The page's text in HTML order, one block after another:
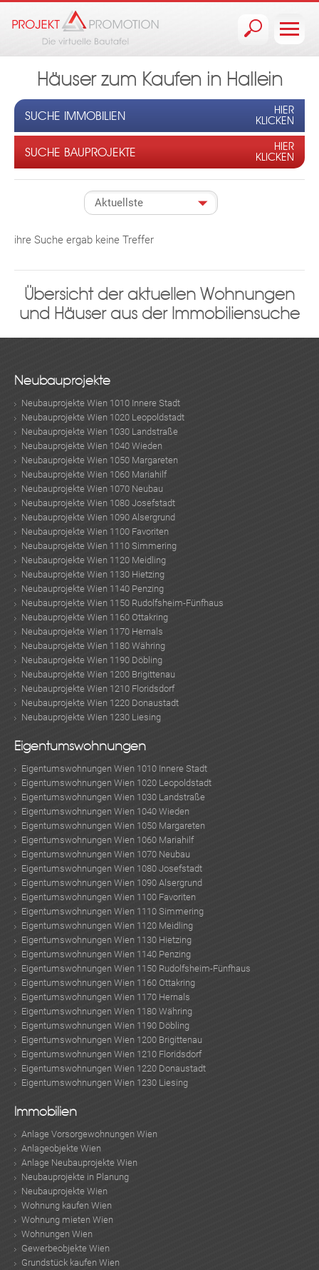
Häuser zum Kaufen in Hallein
SUCHE IMMOBILIEN
HIER
KLICKEN
SUCHE BAUPROJEKTE
HIER
KLICKEN
ihre Suche ergab keine Treffer
Übersicht der aktuellen Wohnungen
und Häuser aus der Immobiliensuche
Neubauprojekte
Neubauprojekte Wien 1010 Innere Stadt
Neubauprojekte Wien 1020 Leopoldstadt
Neubauprojekte Wien 1030 Landstraße
Neubauprojekte Wien 1040 Wieden
Neubauprojekte Wien 1050 Margareten
Neubauprojekte Wien 1060 Mariahilf
Neubauprojekte Wien 1070 Neubau
Neubauprojekte Wien 1080 Josefstadt
Neubauprojekte Wien 1090 Alsergrund
Neubauprojekte Wien 1100 Favoriten
Neubauprojekte Wien 1110 Simmering
Neubauprojekte Wien 1120 Meidling
Neubauprojekte Wien 1130 Hietzing
Neubauprojekte Wien 1140 Penzing
Neubauprojekte Wien 1150 Rudolfsheim-Fünfhaus
Neubauprojekte Wien 1160 Ottakring
Neubauprojekte Wien 1170 Hernals
Neubauprojekte Wien 1180 Währing
Neubauprojekte Wien 1190 Döbling
Neubauprojekte Wien 1200 Brigittenau
Neubauprojekte Wien 1210 Floridsdorf
Neubauprojekte Wien 1220 Donaustadt
Neubauprojekte Wien 1230 Liesing
Eigentumswohnungen
Eigentumswohnungen Wien 1010 Innere Stadt
Eigentumswohnungen Wien 1020 Leopoldstadt
Eigentumswohnungen Wien 1030 Landstraße
Eigentumswohnungen Wien 1040 Wieden
Eigentumswohnungen Wien 1050 Margareten
Eigentumswohnungen Wien 1060 Mariahilf
Eigentumswohnungen Wien 1070 Neubau
Eigentumswohnungen Wien 1080 Josefstadt
Eigentumswohnungen Wien 1090 Alsergrund
Eigentumswohnungen Wien 1100 Favoriten
Eigentumswohnungen Wien 1110 Simmering
Eigentumswohnungen Wien 1120 Meidling
Eigentumswohnungen Wien 1130 Hietzing
Eigentumswohnungen Wien 1140 Penzing
Eigentumswohnungen Wien 1150 Rudolfsheim-Fünfhaus
Eigentumswohnungen Wien 1160 Ottakring
Eigentumswohnungen Wien 1170 Hernals
Eigentumswohnungen Wien 1180 Währing
Eigentumswohnungen Wien 1190 Döbling
Eigentumswohnungen Wien 1200 Brigittenau
Eigentumswohnungen Wien 1210 Floridsdorf
Eigentumswohnungen Wien 1220 Donaustadt
Eigentumswohnungen Wien 1230 Liesing
Immobilien
Anlage Vorsorgewohnungen Wien
Anlageobjekte Wien
Anlage Neubauprojekte Wien
Neubauprojekte in Planung
Neubauprojekte Wien
Wohnung kaufen Wien
Wohnung mieten Wien
Wohnungen Wien
Gewerbeobjekte Wien
Grundstück kaufen Wien